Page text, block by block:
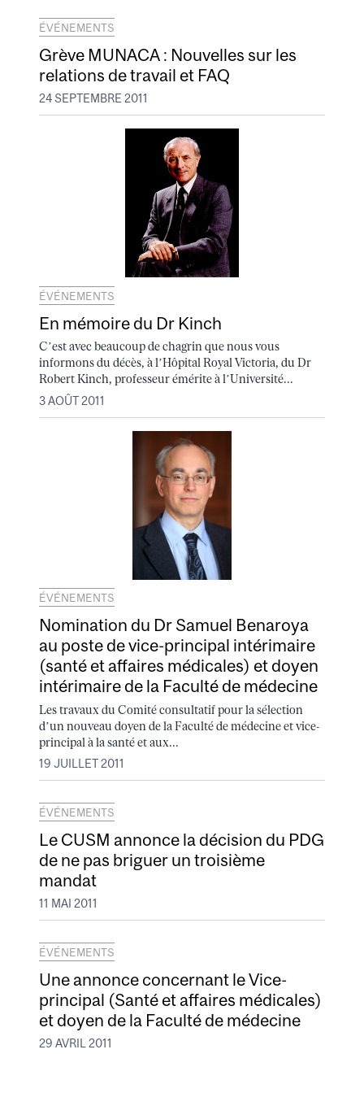
ÉVÉNEMENTS
Grève MUNACA : Nouvelles sur les
relations de travail et FAQ
24 SEPTEMBRE 2011
ÉVÉNEMENTS
En mémoire du Dr Kinch
C’est avec beaucoup de chagrin que nous vous
informons du décès, à l’Hôpital Royal Victoria, du Dr
Robert Kinch, professeur émérite à l’Université...
3 AOÛT 2011
ÉVÉNEMENTS
Nomination du Dr Samuel Benaroya
au poste de vice-principal intérimaire
(santé et affaires médicales) et doyen
intérimaire de la Faculté de médecine
Les travaux du Comité consultatif pour la sélection
d’un nouveau doyen de la Faculté de médecine et vice-
principal à la santé et aux...
19 JUILLET 2011
ÉVÉNEMENTS
Le CUSM annonce la décision du PDG
de ne pas briguer un troisième
mandat
11 MAI 2011
ÉVÉNEMENTS
Une annonce concernant le Vice-
principal (Santé et affaires médicales)
et doyen de la Faculté de médecine
29 AVRIL 2011